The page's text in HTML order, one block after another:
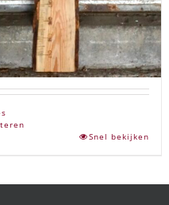
L ➸ Houten
/ Groeimeter
Snel bekijken